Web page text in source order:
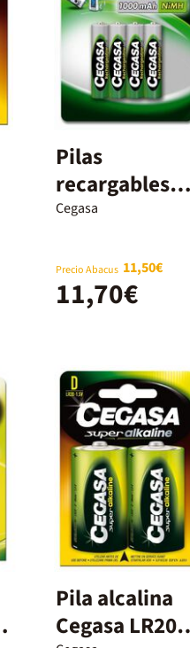
Pilas
recargables
Cegasa HR3 4u
Cegasa
Precio Abacus 11,50€
11,70€
Pila alcalina
Cegasa LR20